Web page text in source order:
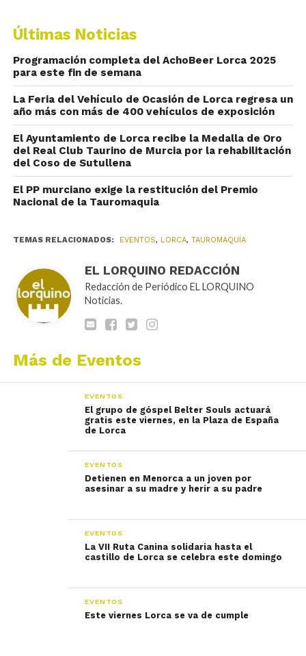
Últimas Noticias
Programación completa del AchoBeer Lorca 2025
para este fin de semana
La Feria del Vehículo de Ocasión de Lorca regresa un
año más con más de 400 vehículos de exposición
El Ayuntamiento de Lorca recibe la Medalla de Oro
del Real Club Taurino de Murcia por la rehabilitación
del Coso de Sutullena
El PP murciano exige la restitución del Premio
Nacional de la Tauromaquia
TEMAS RELACIONADOS: EVENTOS, LORCA, TAUROMAQUÍA
EL LORQUINO REDACCIÓN
Redacción de Periódico EL LORQUINO
Noticias.
Más de Eventos
EVENTOS
El grupo de góspel Belter Souls actuará
gratis este viernes, en la Plaza de España
de Lorca
EVENTOS
Detienen en Menorca a un joven por
asesinar a su madre y herir a su padre
EVENTOS
La VII Ruta Canina solidaria hasta el
castillo de Lorca se celebra este domingo
EVENTOS
Este viernes Lorca se va de cumple